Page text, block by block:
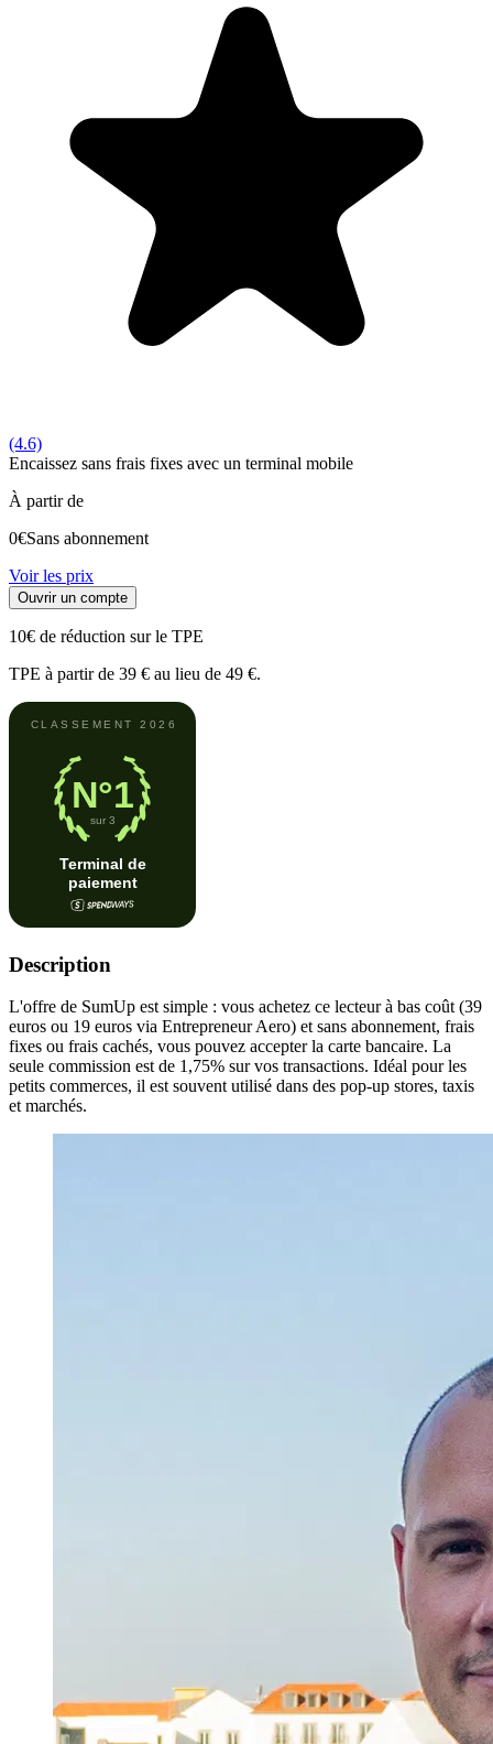
(4.6)
Encaissez sans frais fixes avec un terminal mobile
À partir de
0€Sans abonnement
Voir les prix
Ouvrir un compte
10€ de réduction sur le TPE
TPE à partir de 39 € au lieu de 49 €.
Description
L'offre de SumUp est simple : vous achetez ce lecteur à bas coût (39
euros ou 19 euros via Entrepreneur Aero) et sans abonnement, frais
fixes ou frais cachés, vous pouvez accepter la carte bancaire. La
seule commission est de 1,75% sur vos transactions. Idéal pour les
petits commerces, il est souvent utilisé dans des pop-up stores, taxis
et marchés.